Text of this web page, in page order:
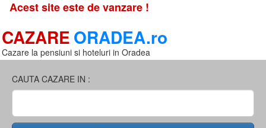
Acest site este de vanzare !
CAZAREORADEA.ro
Cazare la pensiuni si hoteluri in Oradea
CAUTA CAZARE IN :